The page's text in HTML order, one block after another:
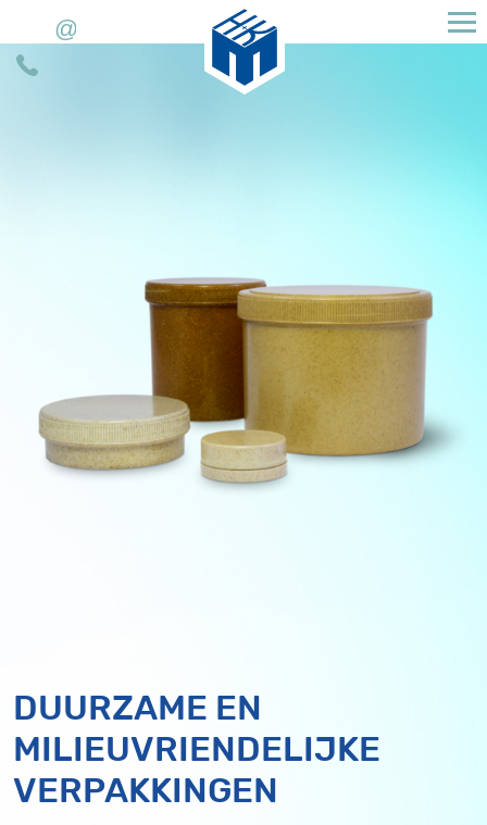
H&K Müller GmbH & Co. KG
DUURZAME EN
MILIEUVRIENDELIJKE
VERPAKKINGEN
Telefoonnummer
E-